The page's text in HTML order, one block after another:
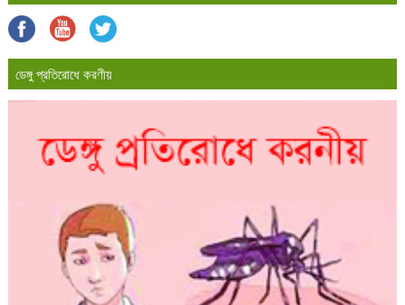
ডেঙ্গু প্রতিরোধে করণীয়